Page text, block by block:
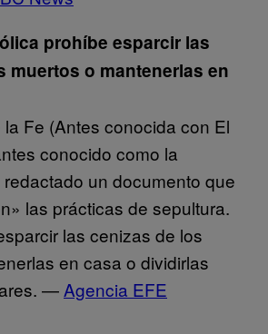
prohíbe esparcir las
muertos o mantenerlas en
Fe (Antes conocida con El
conocido como la
un documento que
las prácticas de sepultura.
las cenizas de los
en casa o dividirlas
—Agencia EFE